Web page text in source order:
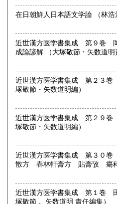
買取大歓迎
取り扱い分野
哲学宗教、歴史、社会科学、美
趣味、サブカルチャー、古書一
在日朝鮮人日本語文学
近世漢方医学書集成 第９巻
成論諺解 （大塚敬節・矢数
近世漢方医学書集成 第２３巻
塚敬節・矢数道明編）
近世漢方医学書集成 第２９巻
塚敬節・矢数道明編）
近世漢方医学書集成 第３
散方 春林軒膏方 貼膏攷 瘍科方筌
近世漢方医学書集成 第１巻 田
塚敬節， 矢数道明 責任編集）